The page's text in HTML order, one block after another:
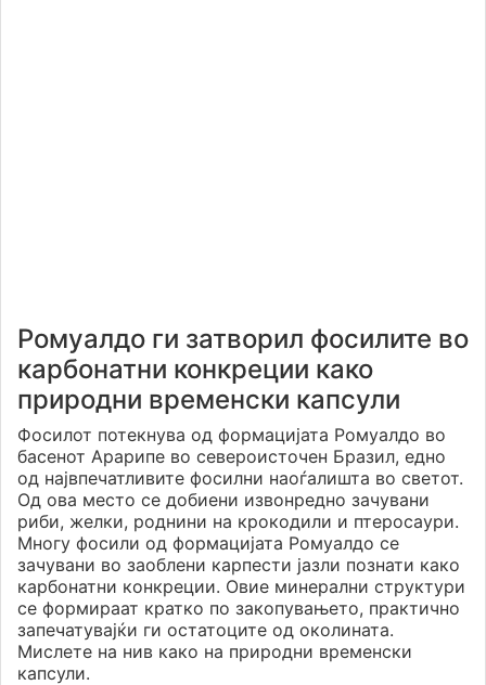
Ромуалдо ги затворил фосилите во
карбонатни конкреции како
природни временски капсули
Фосилот потекнува од формацијата Ромуалдо во
басенот Арарипе во североисточен Бразил, едно
од највпечатливите фосилни наоѓалишта во светот.
Од ова место се добиени извонредно зачувани
риби, желки, роднини на крокодили и птеросаури.
Многу фосили од формацијата Ромуалдо се
зачувани во заоблени карпести јазли познати како
карбонатни конкреции. Овие минерални структури
се формираат кратко по закопувањето, практично
запечатувајќи ги остатоците од околината.
Мислете на нив како на природни временски
капсули.